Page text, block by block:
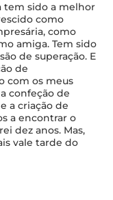
tem sido a melhor
como
como
amiga. Tem sido
de superação. E
de
com os meus
confeção de
a criação de
a encontrar o
dez anos. Mas,
vale tarde do